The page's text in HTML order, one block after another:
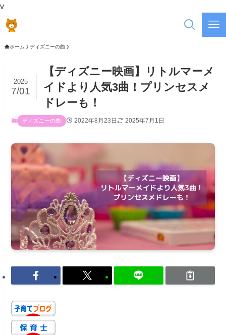
v
ホーム ディズニーの曲
【ディズニー映画】リトルマーメ
イドより人気3曲！プリンセスメ
ドレーも！
2025
7/01
ディズニーの曲 2022年8月23日 2025年7月1日